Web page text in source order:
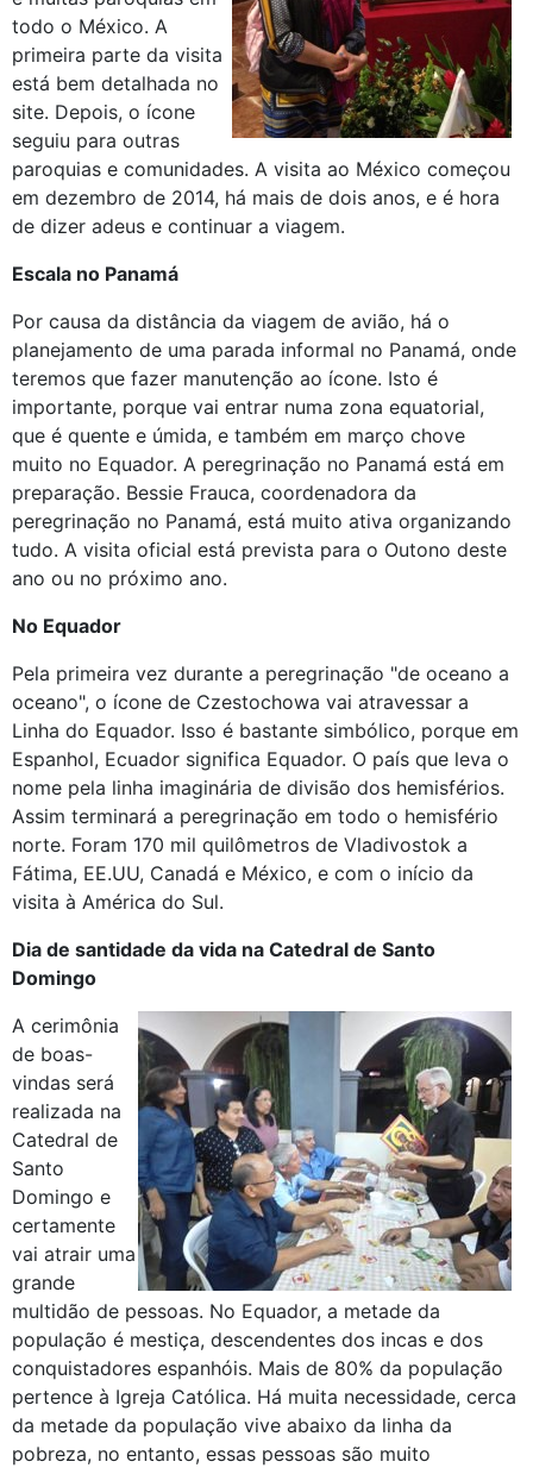
todo o México. A
primeira parte da visita
está bem detalhada no
site. Depois, o ícone
seguiu para outras
paroquias e comunidades. A visita ao México começou
em dezembro de 2014, há mais de dois anos, e é hora
de dizer adeus e continuar a viagem.
Escala no Panamá
Por causa da distância da viagem de avião, há o
planejamento de uma parada informal no Panamá, onde
teremos que fazer manutenção ao ícone. Isto é
importante, porque vai entrar numa zona equatorial,
que é quente e úmida, e também em março chove
muito no Equador. A peregrinação no Panamá está em
preparação. Bessie Frauca, coordenadora da
peregrinação no Panamá, está muito ativa organizando
tudo. A visita oficial está prevista para o Outono deste
ano ou no próximo ano.
No Equador
Pela primeira vez durante a peregrinação "de oceano a
oceano", o ícone de Czestochowa vai atravessar a
Linha do Equador. Isso é bastante simbólico, porque em
Espanhol, Ecuador significa Equador. O país que leva o
nome pela linha imaginária de divisão dos hemisférios.
Assim terminará a peregrinação em todo o hemisfério
norte. Foram 170 mil quilômetros de Vladivostok a
Fátima, EE.UU, Canadá e México, e com o início da
visita à América do Sul.
Dia de santidade da vida na Catedral de Santo
Domingo
A cerimônia
de boas-
vindas será
realizada na
Catedral de
Santo
Domingo e
certamente
vai atrair uma
grande
multidão de pessoas. No Equador, a metade da
população é mestiça, descendentes dos incas e dos
conquistadores espanhóis. Mais de 80% da população
pertence à Igreja Católica. Há muita necessidade, cerca
da metade da população vive abaixo da linha da
pobreza, no entanto, essas pessoas são muito